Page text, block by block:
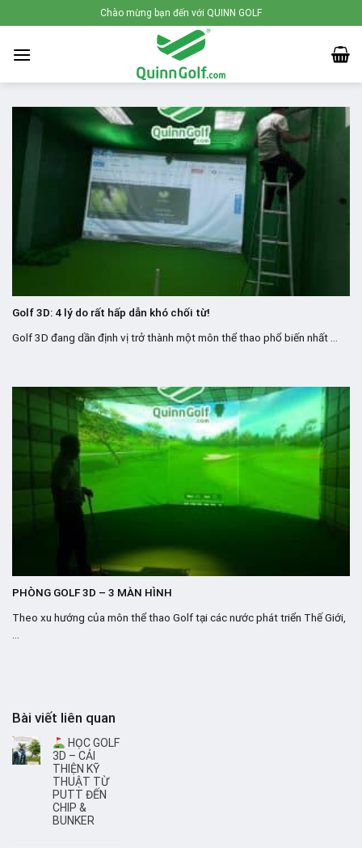
to
content
Chào mừng bạn đến với QUINN GOLF
Golf 3D: 4 lý do rất hấp dẫn khó chối từ!
Golf 3D đang dần định vị trở thành một môn thể thao phổ biến nhất ...
PHÒNG GOLF 3D – 3 MÀN HÌNH
Theo xu hướng của môn thể thao Golf tại các nước phát triển Thế Giới,
Bài viết liên quan
HỌC GOLF
3D – CẢI
THIỆN KỸ
THUẬT TỪ
PUTT ĐẾN
CHIP &
BUNKER